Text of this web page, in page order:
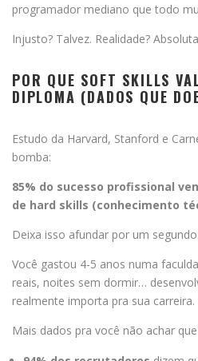
programador mediano que todo
Injusto? Talvez. Realidade?
POR QUE SOFT SKILLS
DIPLOMA (DADOS QUE
Estudo da Harvard, Stanford e
bomba:
85% do sucesso profissional
de hard skills (conhecimento
Deixa isso afundar por um segundo.
Você gastou 4-5 anos numa
reais, noites sem dormir…
realmente importa pra sua carreira.
Mais dados pra você não achar